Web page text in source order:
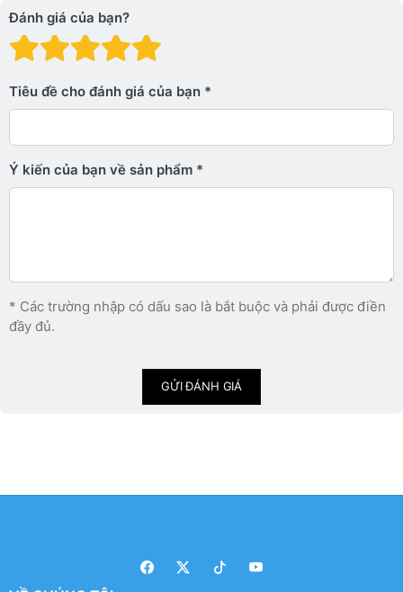
Đánh giá của bạn?
Đánh giá: 4 trên 5
Đánh giá: 3 trên 5 sao.
Đánh giá: 2 trên 5 sao.
Đánh giá: 1 trên 5 sao. Xấu
Tiêu đề cho đánh giá của bạn
Ý kiến ​​của bạn về sản phẩm
* Các trường nhập có dấu sao là bắt buộc và phải được điền
đầy đủ.
GỬI ĐÁNH GIÁ